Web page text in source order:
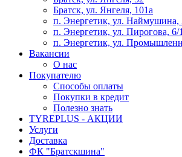
Братск, ул. Янгеля, 101а
п. Энергетик, ул. Наймушина,
п. Энергетик, ул. Пирогова, 6/1
п. Энергетик, ул.
Вакансии
О нас
Покупателю
Способы оплаты
Покупки в кредит
Полезно знать
TYREPLUS - АКЦИИ
Услуги
Доставка
ФК "Братскшина"